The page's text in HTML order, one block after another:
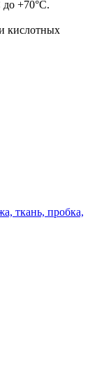
+70°C.
кислотных
ткань, пробка,